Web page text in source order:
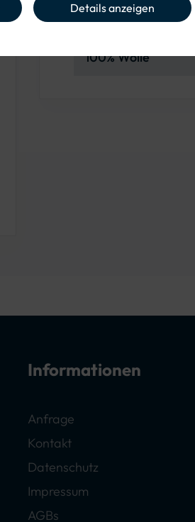
Details anzeigen
100% Wolle
Informationen
Anfrage
Kontakt
Datenschutz
Impressum
AGBs